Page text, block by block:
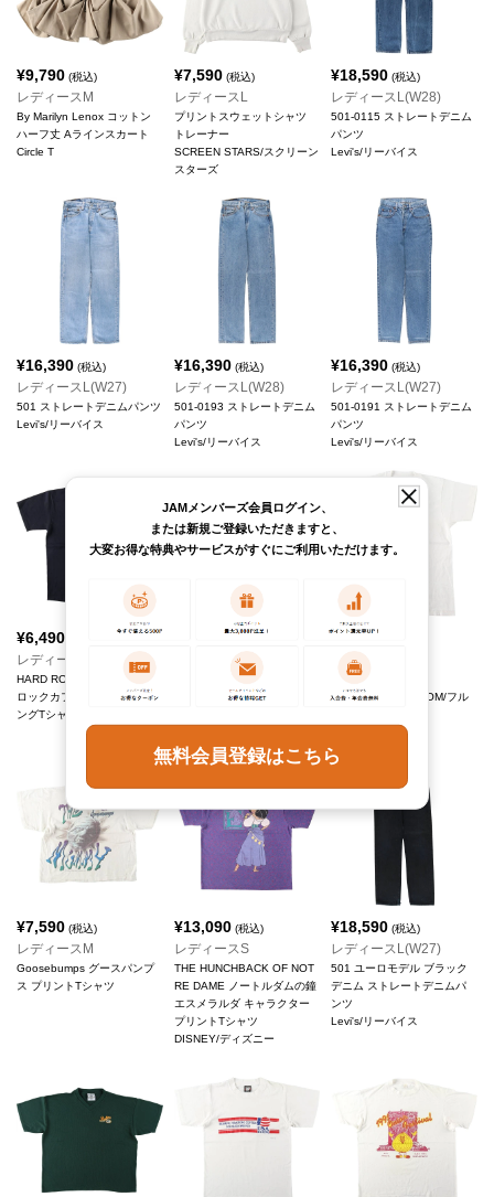
¥9,790 (税込)
レディースM
By Marilyn Lenox コットン
ハーフ丈 Aラインスカート
Circle T
¥7,590(税込)
レディースL
プリントスウェットシャツ
トレーナー
SCREEN STARS/スクリーン
スターズ
¥18,590 (税込)
レディースL(W28)
501-0115 ストレートデニム
パンツ
Levi's/リーバイス
¥16,390 (税込)
レディースL(W27)
501 ストレートデニムパンツ
Levi's/リーバイス
¥16,390(税込)
レディースL(W28)
501-0193 ストレートデニム
パンツ
Levi's/リーバイス
¥16,390 (税込)
レディースL(W27)
501-0191 ストレートデニム
パンツ
Levi's/リーバイス
¥6,490
レディースM
HARD ROCK CAFE ハード
ロックカフェ アドバタイジ
ングTシャツ
レディースM
HARVARD ハーバード大学
カレッジTシャツ
¥7,590
レディースS
プリントTシャツ
FRUIT OF THE LOOM/フル
¥7,590 (税込)
レディースM
Goosebumps グースパンプ
ス プリントTシャツ
¥13,090(税込)
レディースS
THE HUNCHBACK OF NOT
RE DAME ノートルダムの鐘
エスメラルダ キャラクター
プリントTシャツ
DISNEY/ディズニー
¥18,590 (税込)
レディースL(W27)
501 ユーロモデル ブラック
デニム ストレートデニムパ
ンツ
Levi's/リーバイス
JAMメンバーズ会員ログイン、
または新規ご登録いただきますと、
大変お得な特典やサービスがすぐにご利用いただけます。
無料会員登録はこちら